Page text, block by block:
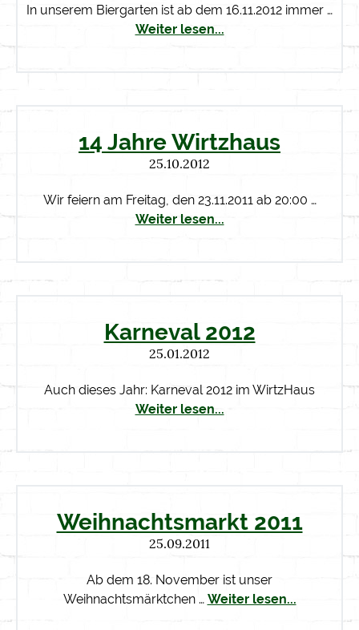
In unserem Biergarten ist ab dem 16.11.2012 immer …
Weiter lesen...
14 Jahre Wirtzhaus
25.10.2012
Wir feiern am Freitag, den 23.11.2011 ab 20:00 …
Weiter lesen...
Karneval 2012
25.01.2012
Auch dieses Jahr: Karneval 2012 im WirtzHaus
Weiter lesen...
Weihnachtsmarkt 2011
25.09.2011
Ab dem 18. November ist unser
Weihnachtsmärktchen … Weiter lesen...